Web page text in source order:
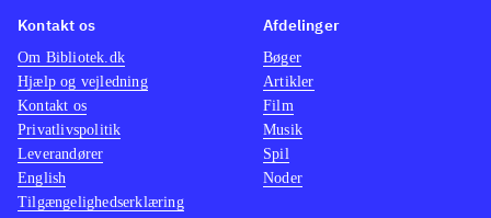
Kontakt os
Om Bibliotek.dk
Hjælp og vejledning
Kontakt os
Privatlivspolitik
Leverandører
English
Tilgængelighedserklæring
Afdelinger
Bøger
Artikler
Film
Musik
Spil
Noder